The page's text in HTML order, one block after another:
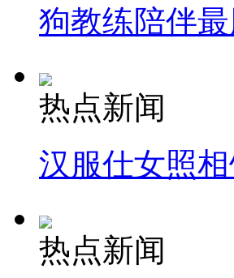
狗教练陪伴
热点新闻
汉服仕女照
热点新闻